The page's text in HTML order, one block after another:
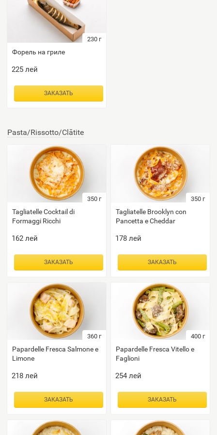
230 г
Форель на гриле
225лей
ЗАКАЗАТЬ
Pasta/Rissotto/Сlătite
350 г
Tagliatelle Cocktail di
Formaggi Ricchi
162лей
ЗАКАЗАТЬ
350 г
Tagliatelle Brooklyn con
Pancetta e Cheddar
178лей
ЗАКАЗАТЬ
360 г
Papardelle Fresca Salmone e
Limone
218лей
ЗАКАЗАТЬ
400 г
Papardelle Fresca Vitello e
Faglioni
254лей
ЗАКАЗАТЬ